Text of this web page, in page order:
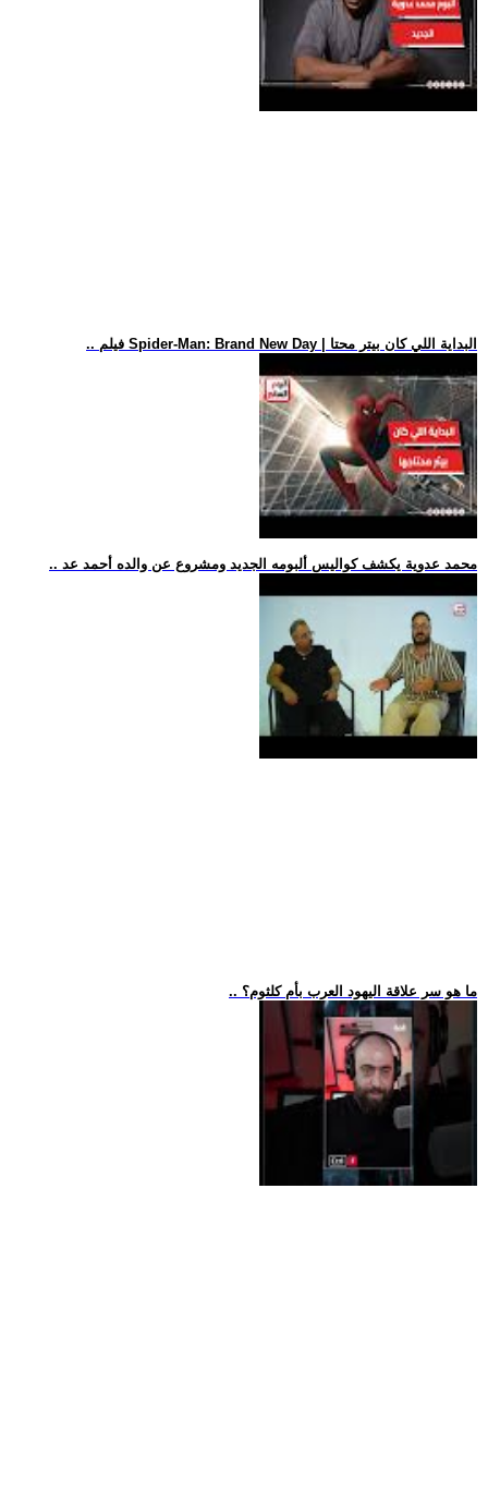
.. فيلم Spider-Man: Brand New Day | البداية اللي كان بيتر محتا
.. محمد عدوية يكشف كواليس ألبومه الجديد ومشروع عن والده أحمد عد
.. ما هو سر علاقة اليهود العرب بأم كلثوم؟